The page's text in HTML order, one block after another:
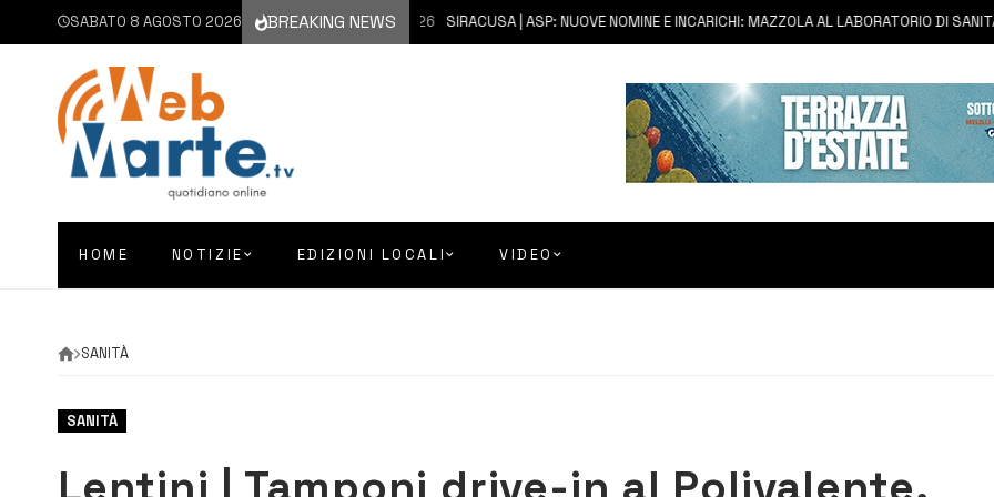
SABATO 8 AGOSTO 2026 BREAKING NEWS
8 AGOSTO 2026 SIRACUSA | ASP: NUOVE NOMINE E INCARICHI: MAZZOLA AL LABORATORIO DI SANITÀ
HOME NOTIZIE EDIZIONI LOCALI VIDEO
SANITÀ
SANITÀ